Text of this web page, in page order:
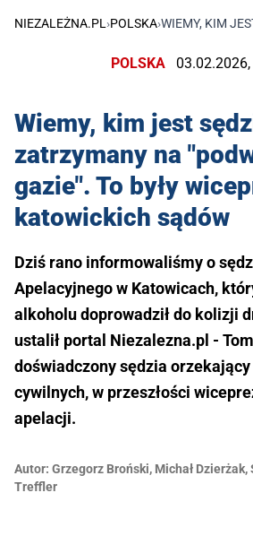
NIEZALEŻNA.PL ›POLSKA›WIEMY, KIM
POLSKA
Wiemy, kim jest
zatrzymany na
gazie". To były
katowickich sądów
Dziś rano informowaliśmy o
Apelacyjnego w Katowicach,
alkoholu doprowadził do kolizji
ustalił portal Niezalezna.pl -
doświadczony sędzia
cywilnych, w przeszłości
apelacji.
Autor: Grzegorz Broński, Michał Dzierżak,
Treffler